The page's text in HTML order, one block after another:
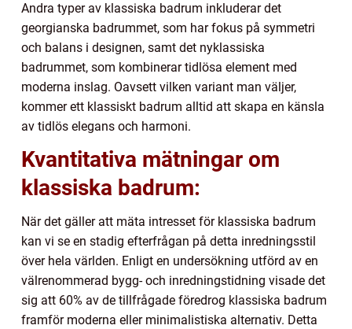
Andra typer av klassiska badrum inkluderar det
georgianska badrummet, som har fokus på symmetri
och balans i designen, samt det nyklassiska
badrummet, som kombinerar tidlösa element med
moderna inslag. Oavsett vilken variant man väljer,
kommer ett klassiskt badrum alltid att skapa en känsla
av tidlös elegans och harmoni.
Kvantitativa mätningar om
klassiska badrum:
När det gäller att mäta intresset för klassiska badrum
kan vi se en stadig efterfrågan på detta inredningsstil
över hela världen. Enligt en undersökning utförd av en
välrenommerad bygg- och inredningstidning visade det
sig att 60% av de tillfrågade föredrog klassiska badrum
framför moderna eller minimalistiska alternativ. Detta